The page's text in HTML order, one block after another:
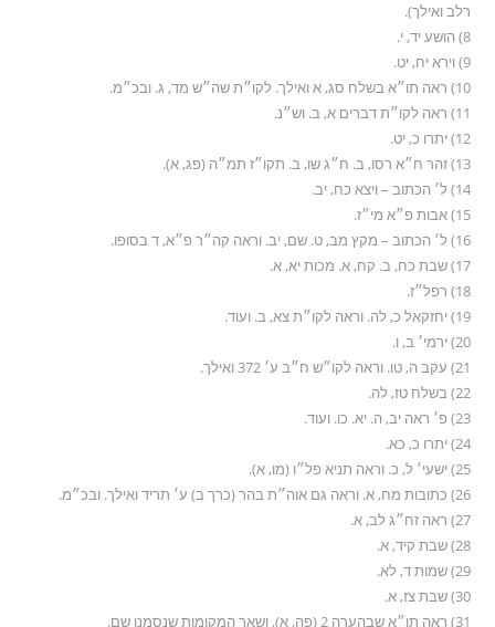
רלב ואילך).
8) הושע יד, י.
9) וירא יח, יט.
10) ראה תו״א בשלח סג, א ואילך. לקו״ת שה״ש מד, ג. ובכ״מ.
11) ראה לקו״ת דברים א, ב. וש״נ.
12) יתרו כ, יט.
13) זהר ח״א רסו, ב. ח״ג שו, ב. תקו״ז תמ״ה (פג, א).
14) ל׳ הכתוב – ויצא כח, יב.
15) אבות פ״א מי״ז.
16) ל׳ הכתוב – מקץ מב, ט. שם, יב. וראה קה״ר פ״א, ד בסופו.
17) שבת כח, ב. קח, א. מכות יא, א.
18) רפל״ז.
19) יחזקאל כ, לה. וראה לקו״ת צא, ב. ועוד.
20) ירמי׳ ב, ו.
21) עקב ה, טו. וראה לקו״ש ח״ב ע׳ 372 ואילך.
22) בשלח טז, לה.
23) פ׳ ראה יב, ה. יא. כו. ועוד.
24) יתרו כ, כא.
25) ישעי׳ ל, כ. וראה תניא פל״ו (מו, א).
26) כתובות מח, א. וראה גם אוה״ת בהר (כרך ב) ע׳ תריד ואילך. ובכ״מ.
27) ראה זח״ג לב, א.
28) שבת קיד, א.
29) שמות ד, לא.
30) שבת צז, א.
31) ראה תו״א שבהערה 2 (פה, א), ושאר המקומות שנסמנו שם.